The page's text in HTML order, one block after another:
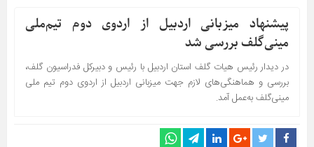
پیشنهاد میزبانی اردبیل از اردوی دوم تیم‌ملی
مینی‌گلف بررسی شد
در دیدار رئیس هیات گلف استان اردبیل با رئیس و دبیرکل فدراسیون گلف،
بررسی و هماهنگی‌های لازم جهت میزبانی اردبیل از اردوی دوم تیم ملی
مینی‌گلف به‌عمل آمد.